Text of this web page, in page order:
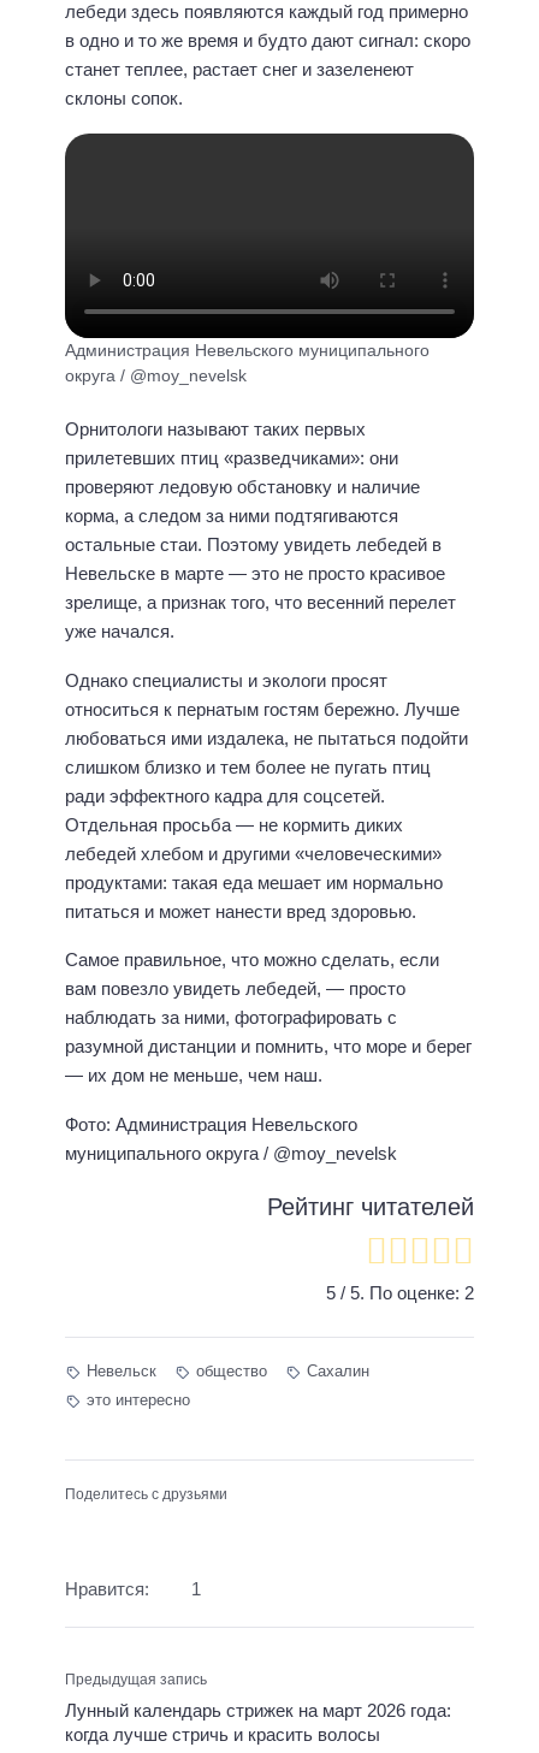
лебеди здесь появляются каждый год примерно
в одно и то же время и будто дают сигнал: скоро
станет теплее, растает снег и зазеленеют
склоны сопок.
Администрация Невельского муниципального
округа / @moy_nevelsk
Орнитологи называют таких первых
прилетевших птиц «разведчиками»: они
проверяют ледовую обстановку и наличие
корма, а следом за ними подтягиваются
остальные стаи. Поэтому увидеть лебедей в
Невельске в марте — это не просто красивое
зрелище, а признак того, что весенний перелет
уже начался.
Однако специалисты и экологи просят
относиться к пернатым гостям бережно. Лучше
любоваться ими издалека, не пытаться подойти
слишком близко и тем более не пугать птиц
ради эффектного кадра для соцсетей.
Отдельная просьба — не кормить диких
лебедей хлебом и другими «человеческими»
продуктами: такая еда мешает им нормально
питаться и может нанести вред здоровью.
Самое правильное, что можно сделать, если
вам повезло увидеть лебедей, — просто
наблюдать за ними, фотографировать с
разумной дистанции и помнить, что море и берег
— их дом не меньше, чем наш.
Фото: Администрация Невельского
муниципального округа / @moy_nevelsk
Рейтинг читателей
5 / 5. По оценке: 2
Невельск общество
Сахалин
это интересно
Поделитесь с друзьями
Нравится: 1
Предыдущая запись
Лунный календарь стрижек на март 2026 года:
когда лучше стричь и красить волосы